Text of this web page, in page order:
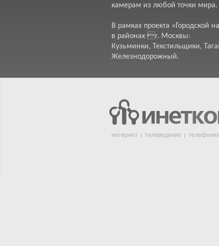
камерам из любой точки мира.
В рамках проекта «Городской
в районах г. Москвы:
Кузьминки, Текстильщики,
Железнодорожный.
интернет телевидение